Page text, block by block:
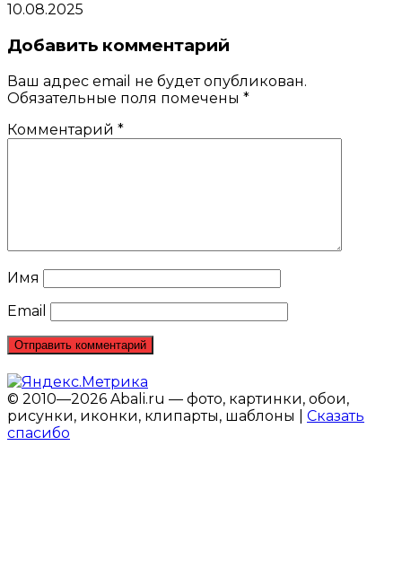
10.08.2025
Добавить комментарий
Ваш адрес email не будет опубликован.
Обязательные поля помечены *
Комментарий *
Имя
Email
© 2010—2026 Abali.ru — фото, картинки, обои,
рисунки, иконки, клипарты, шаблоны | Сказать
спасибо